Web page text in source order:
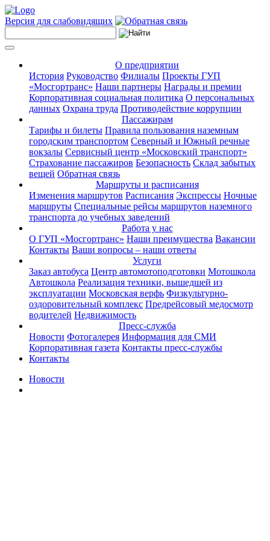
Версия для слабовидящих
О предприятии
История Руководство Филиалы Проекты ГУП
«Мосгортранс» Наши партнеры Награды и премии
Корпоративная социальная политика О персональных
данных Охрана труда Противодействие коррупции
Пассажирам
Тарифы и билеты Правила пользования наземным
городским транспортом Северный и Южный речные
вокзалы Сервисный центр «Московский транспорт»
Страхование пассажиров Безопасность Склад забытых
вещей Обратная связь
Маршруты и расписания
Изменения маршрутов Расписания Экспрессы Ночные
маршруты Специальные рейсы маршрутов наземного
транспорта до учебных заведений
Работа у нас
О ГУП «Мосгортранс» Наши преимущества Вакансии
Контакты Ваши вопросы – наши ответы
Услуги
Заказ автобуса Центр автомотоподготовки Мотошкола
Автошкола Реализация техники, вышедшей из
эксплуатации Московская верфь Физкультурно-
оздоровительный комплекс Предрейсовый медосмотр
водителей Недвижимость
Пресс-служба
Новости Фотогалерея Информация для СМИ
Корпоративная газета Контакты пресс-службы
Контакты
Новости